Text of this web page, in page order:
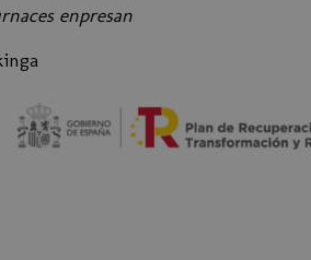
enpresan